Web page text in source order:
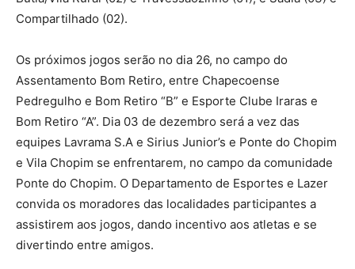
Compartilhado (02).
Os próximos jogos serão no dia 26, no campo do
Assentamento Bom Retiro, entre Chapecoense
Pedregulho e Bom Retiro “B” e Esporte Clube Iraras e
Bom Retiro “A”. Dia 03 de dezembro será a vez das
equipes Lavrama S.A e Sirius Junior’s e Ponte do Chopim
e Vila Chopim se enfrentarem, no campo da comunidade
Ponte do Chopim. O Departamento de Esportes e Lazer
convida os moradores das localidades participantes a
assistirem aos jogos, dando incentivo aos atletas e se
divertindo entre amigos.